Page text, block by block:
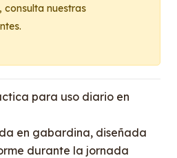
consulta nuestras
para uso diario en
en gabardina, diseñada
durante la jornada